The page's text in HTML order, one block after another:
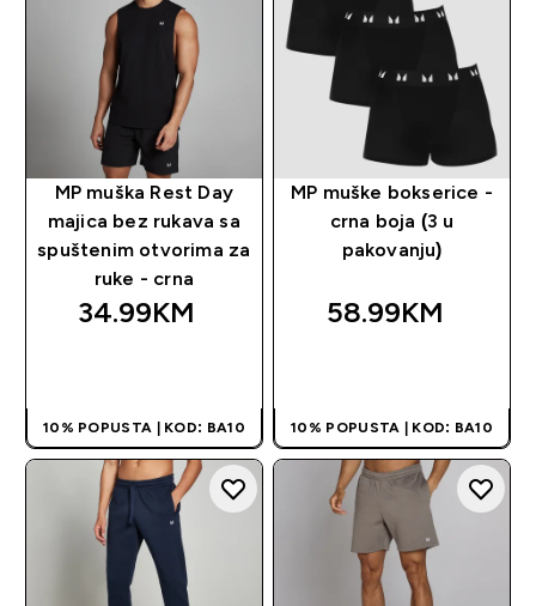
MP muška Rest Day
majica bez rukava sa
spuštenim otvorima za
ruke - crna
34.99KM‎
10% POPUSTA | KOD: BA10
MP muške bokserice -
crna boja (3 u
pakovanju)
58.99KM‎
10% POPUSTA | KOD: BA10